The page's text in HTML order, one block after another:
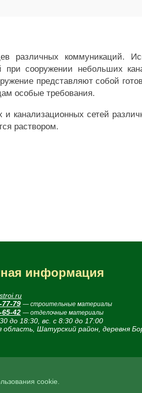
различных коммуникаций.
сооружении небольших
представляют собой
особые требования.
канализационных сетей
раствором.
cookie.
информация
77-79 — строительные материалы
65-42 — отделочные материалы
до 18:30, вс. с 8:30 до 17:00
область, Шатурский район, деревня